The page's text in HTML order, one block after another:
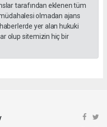
tarafından eklenen tüm
olmadan ajans
yer alan hukuki
olup sitemizin hiç bir